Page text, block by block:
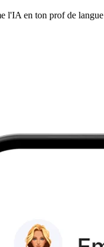
l'IA en ton prof de